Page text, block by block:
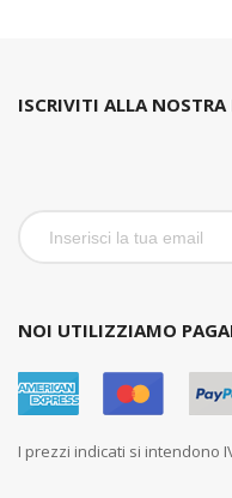
ISCRIVITI ALLA NOSTRA
NOI UTILIZZIAMO
I prezzi indicati si intendono